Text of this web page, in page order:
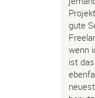
gute
wenn
ist